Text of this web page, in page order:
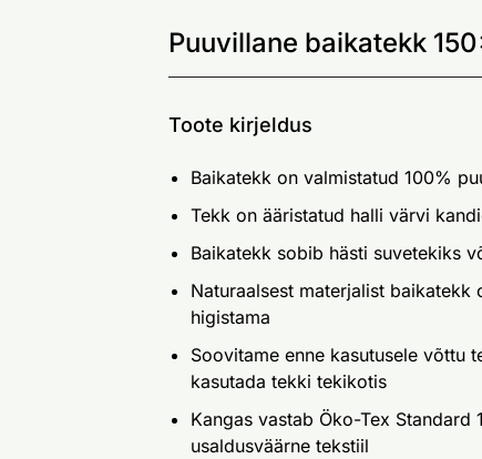
Puuvillane baikatekk
Toote kirjeldus
Baikatekk on valmistatud 100%
Tekk on ääristatud halli värvi
Baikatekk sobib hästi suvetekiks
Naturaalsest materjalist baikatekk
higistama
Soovitame enne kasutusele võttu
kasutada tekki tekikotis
Kangas vastab Öko-Tex Standard
usaldusväärne tekstiil